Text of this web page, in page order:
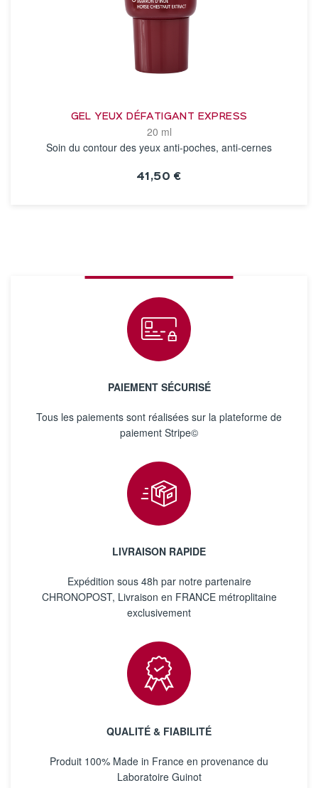
GEL YEUX DÉFATIGANT EXPRESS
20 ml
Soin du contour des yeux anti-poches, anti-cernes
41,50 €
PAIEMENT SÉCURISÉ
Tous les paiements sont réalisées sur la plateforme de
paiement Stripe©
LIVRAISON RAPIDE
Expédition sous 48h par notre partenaire
CHRONOPOST, Livraison en FRANCE métroplitaine
exclusivement
QUALITÉ & FIABILITÉ
Produit 100% Made in France en provenance du
Laboratoire Guinot